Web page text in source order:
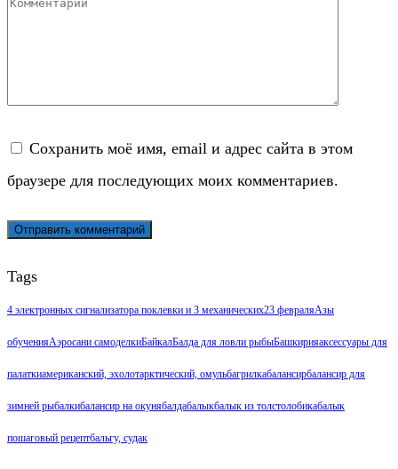
Комментарий
Сохранить моё имя, email и адрес сайта в этом
браузере для последующих моих комментариев.
Tags
4 электронных сигнализатора поклевки и 3 механических23 февраляАзы
обученияАэросани самоделкиБайкалБалда для ловли рыбыБашкирияаксессуары для
палаткиамериканский, эхолотарктический, омульбагрилкабалансирбалансир для
зимней рыбалкибалансир на окунябалдабалыкбалык из толстолобикабалык
пошаговый рецептбальгу, судак